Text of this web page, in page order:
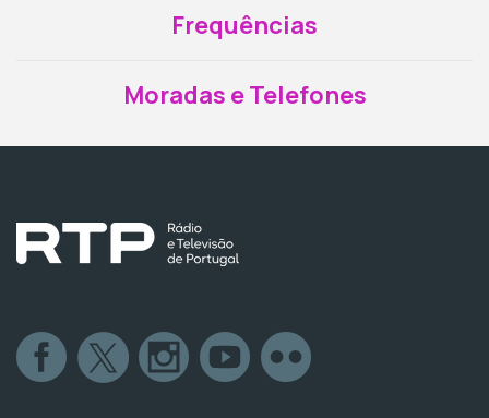
Frequências
Moradas e Telefones